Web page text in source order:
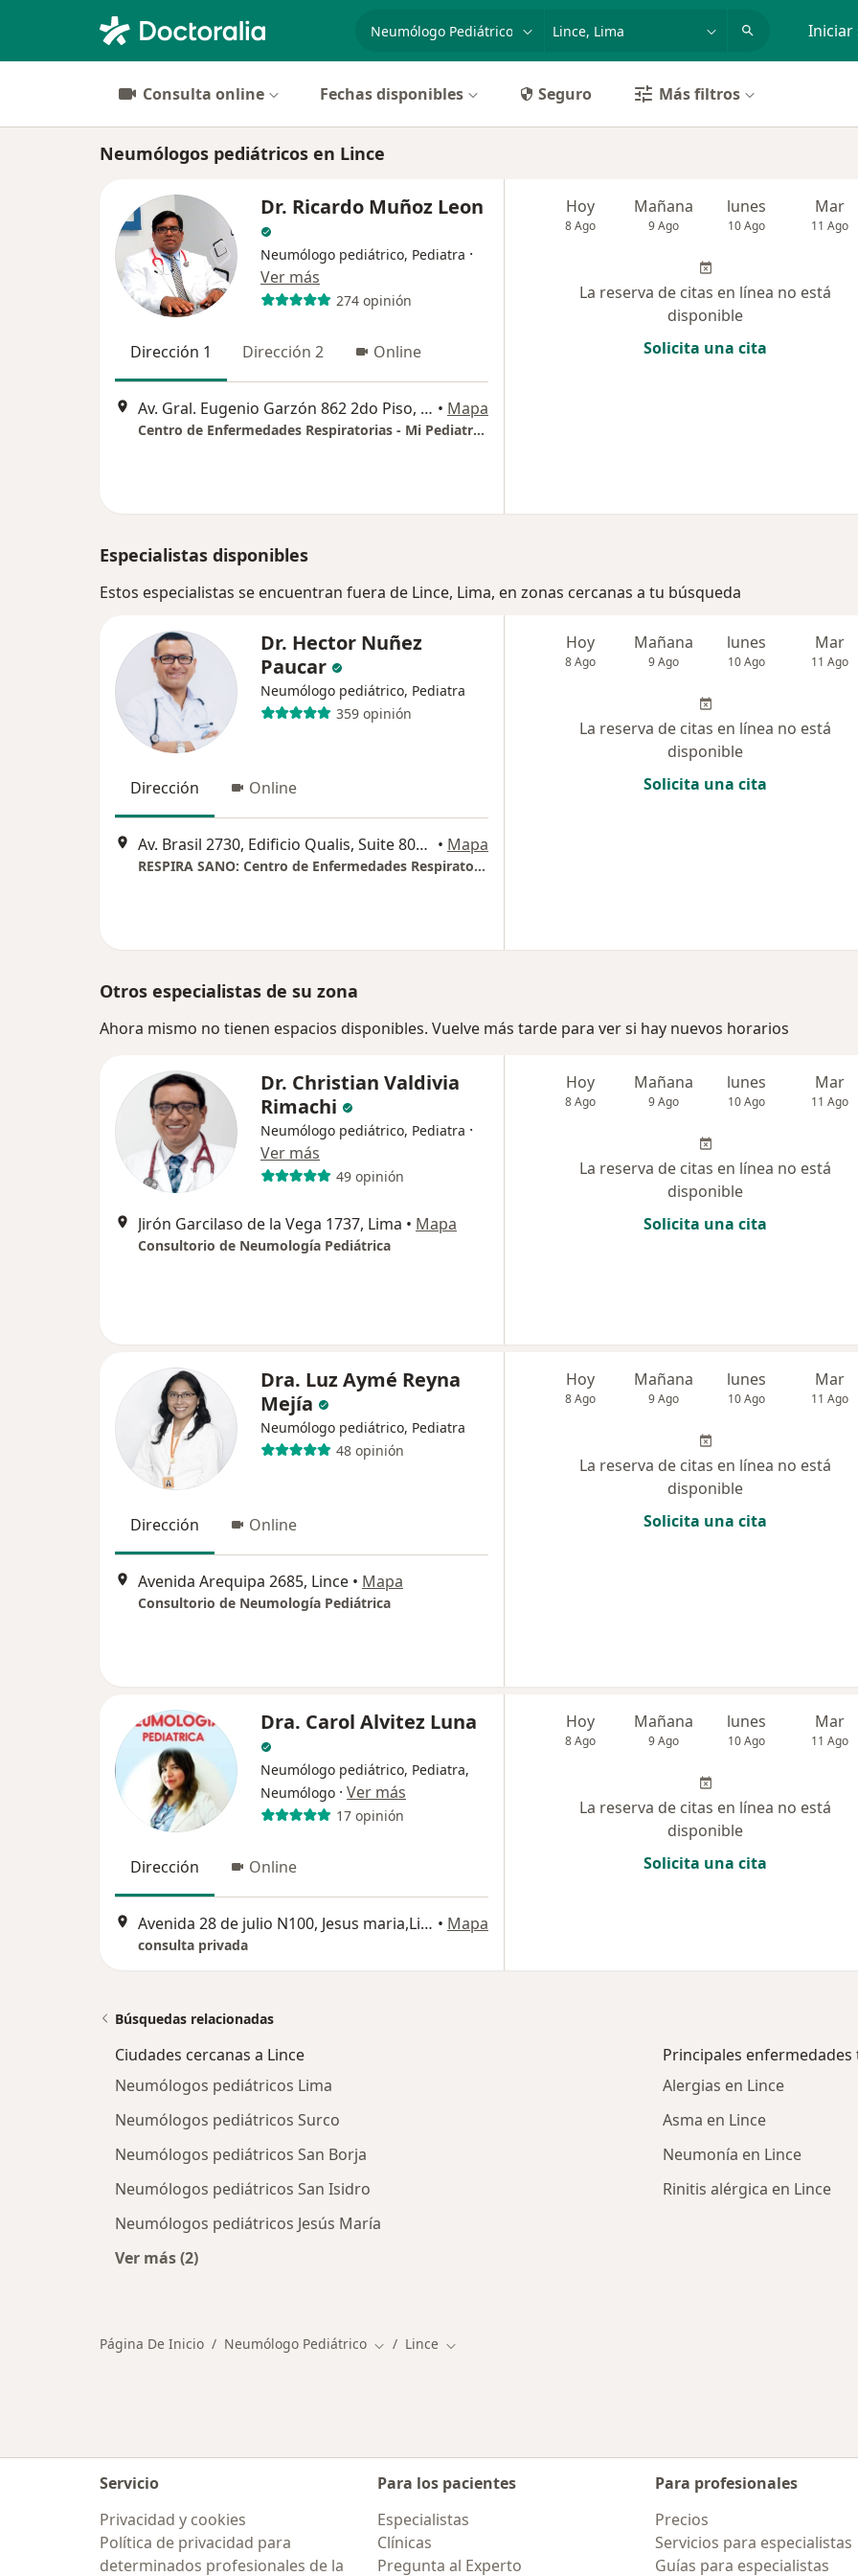
especialidad, enfermedad o nombre Iniciar
Consulta online Fechas disponibles Seguro Más filtros
Neumólogos pediátricos en Lince
Dr. Ricardo Muñoz Leon
Neumólogo pediátrico, Pediatra ·
Ver más
274 opinión
Dirección 1 Dirección 2 Online
Av. Gral. Eugenio Garzón 862 2do Piso, Jesús María • Mapa
Centro de Enfermedades Respiratorias - Mi Pediatra y Yo
Hoy
8 Ago
Mañana
9 Ago
lunes
10 Ago
Mar
11 Ago
La reserva de citas en línea no está
disponible
Solicita una cita
Especialistas disponibles
Estos especialistas se encuentran fuera de Lince, Lima, en zonas cercanas a tu búsqueda
Dr. Hector Nuñez
Paucar
Neumólogo pediátrico, Pediatra
359 opinión
Dirección Online
Av. Brasil 2730, Edificio Qualis, Suite 803 (Frente al Hospital de la Policia), Pueblo Libre • Mapa
RESPIRA SANO: Centro de Enfermedades Respiratorias
Hoy
8 Ago
Mañana
9 Ago
lunes
10 Ago
Mar
11 Ago
La reserva de citas en línea no está
disponible
Solicita una cita
Otros especialistas de su zona
Ahora mismo no tienen espacios disponibles. Vuelve más tarde para ver si hay nuevos horarios
Dr. Christian Valdivia
Rimachi
Neumólogo pediátrico, Pediatra ·
Ver más
49 opinión
Jirón Garcilaso de la Vega 1737, Lima • Mapa
Consultorio de Neumología Pediátrica
Hoy
8 Ago
Mañana
9 Ago
lunes
10 Ago
Mar
11 Ago
La reserva de citas en línea no está
disponible
Solicita una cita
Dra. Luz Aymé Reyna
Mejía
Neumólogo pediátrico, Pediatra
48 opinión
Dirección Online
Avenida Arequipa 2685, Lince • Mapa
Consultorio de Neumología Pediátrica
Hoy
8 Ago
Mañana
9 Ago
lunes
10 Ago
Mar
11 Ago
La reserva de citas en línea no está
disponible
Solicita una cita
Dra. Carol Alvitez Luna
Neumólogo pediátrico, Pediatra,
Neumólogo · Ver más
17 opinión
Dirección Online
Avenida 28 de julio N100, Jesus maria,Lima, Lima • Mapa
consulta privada
Hoy
8 Ago
Mañana
9 Ago
lunes
10 Ago
Mar
11 Ago
La reserva de citas en línea no está
disponible
Solicita una cita
Búsquedas relacionadas
Ciudades cercanas a Lince
Neumólogos pediátricos Lima
Neumólogos pediátricos Surco
Neumólogos pediátricos San Borja
Neumólogos pediátricos San Isidro
Neumólogos pediátricos Jesús María
Ver más (2)
Principales enfermedades
Alergias en Lince
Asma en Lince
Neumonía en Lince
Rinitis alérgica en Lince
Página De Inicio Neumólogo Pediátrico Cambiar de ciudad
Lince Cambiar de ciudad
Servicio
Privacidad y cookies
Política de privacidad para
determinados profesionales de la
Para los pacientes
Especialistas
Clínicas
Pregunta al Experto
Para profesionales
Precios
Servicios para especialistas
Guías para especialistas